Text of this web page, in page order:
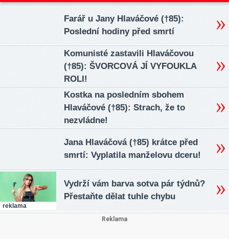
Farář u Jany Hlaváčové (†85):
Poslední hodiny před smrtí
Komunisté zastavili Hlaváčovou
(†85): ŠVORCOVÁ JÍ VYFOUKLA
ROLI!
Kostka na posledním sbohem
Hlaváčové (†85): Strach, že to
nezvládne!
Jana Hlaváčová (†85) krátce před
smrtí: Vyplatila manželovu dceru!
reklama
Vydrží vám barva sotva pár týdnů?
Přestaňte dělat tuhle chybu